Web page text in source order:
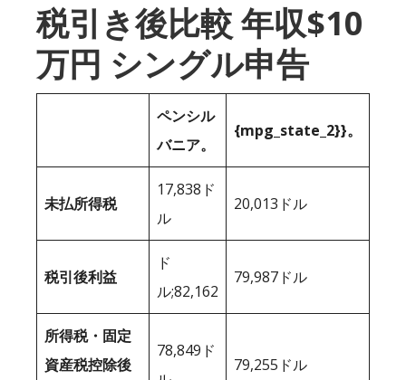
税引き後比較 年収$10
万円 シングル申告
ペンシル
バニア。
{mpg_state_2}}。
未払所得税
17,838ド
ル
20,013ドル
税引後利益
ド
ル;82,162
79,987ドル
所得税・固定
資産税控除後
78,849ド
79,255ドル